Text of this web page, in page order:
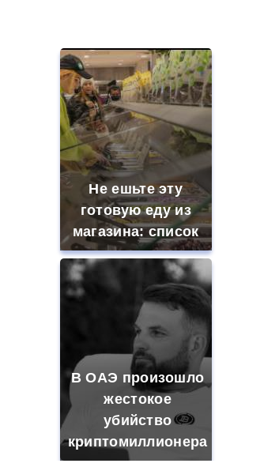
Не ешьте эту
готовую еду из
магазина: список
В ОАЭ произошло
жестокое
убийство
криптомиллионера